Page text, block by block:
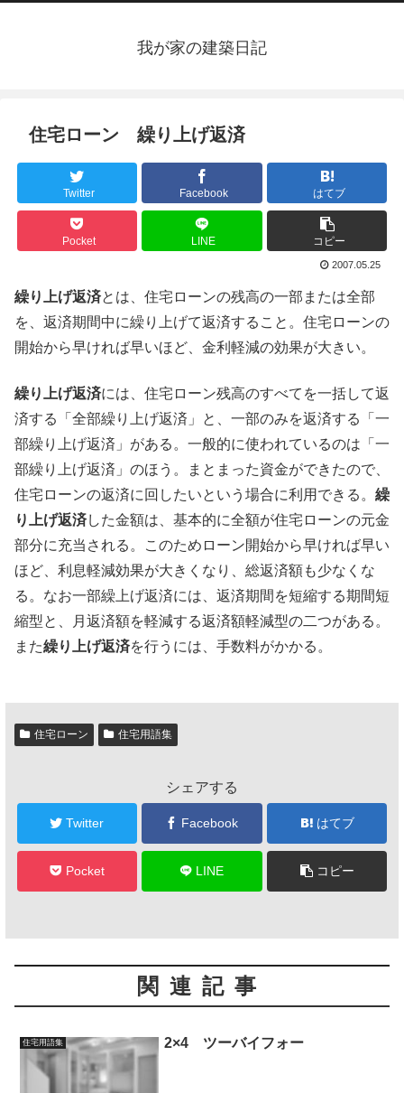
我が家の建築日記
住宅ローン 繰り上げ返済
Twitter Facebook はてブ
Pocket LINE コピー
2007.05.25
繰り上げ返済とは、住宅ローンの残高の一部または全部
を、返済期間中に繰り上げて返済すること。住宅ローンの
開始から早ければ早いほど、金利軽減の効果が大きい。
繰り上げ返済には、住宅ローン残高のすべてを一括して返
済する「全部繰り上げ返済」と、一部のみを返済する「一
部繰り上げ返済」がある。一般的に使われているのは「一
部繰り上げ返済」のほう。まとまった資金ができたので、
住宅ローンの返済に回したいという場合に利用できる。 繰
り上げ返済した金額は、基本的に全額が住宅ローンの元金
部分に充当される。このためローン開始から早ければ早い
ほど、利息軽減効果が大きくなり、総返済額も少なくな
る。なお一部繰上げ返済には、返済期間を短縮する期間短
縮型と、月返済額を軽減する返済額軽減型の二つがある。
また繰り上げ返済を行うには、手数料がかかる。
住宅ローン 住宅用語集
シェアする
Twitter Facebook はてブ
Pocket LINE コピー
関連記事
住宅用語集 2×4 ツーバイフォー